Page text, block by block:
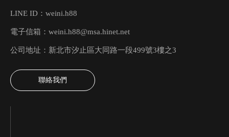
LINE ID：weini.h88
電子信箱： weini.h88@msa.hinet.net
公司地址：新北市汐止區大同路一段499號3樓之3
聯絡我們